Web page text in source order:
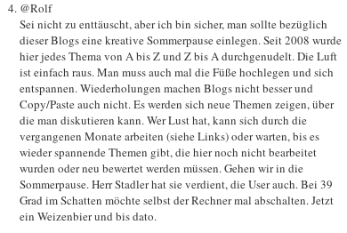
@Rolf
Sei nicht zu enttäuscht, aber ich bin sicher, man sollte bezüglich
dieser Blogs eine kreative Sommerpause einlegen. Seit 2008 wurde
hier jedes Thema von A bis Z und Z bis A durchgenudelt. Die Luft
ist einfach raus. Man muss auch mal die Füße hochlegen und sich
entspannen. Wiederholungen machen Blogs nicht besser und
Copy/Paste auch nicht. Es werden sich neue Themen zeigen, über
die man diskutieren kann. Wer Lust hat, kann sich durch die
vergangenen Monate arbeiten (siehe Links) oder warten, bis es
wieder spannende Themen gibt, die hier noch nicht bearbeitet
wurden oder neu bewertet werden müssen. Gehen wir in die
Sommerpause. Herr Stadler hat sie verdient, die User auch. Bei 39
Grad im Schatten möchte selbst der Rechner mal abschalten. Jetzt
ein Weizenbier und bis dato.